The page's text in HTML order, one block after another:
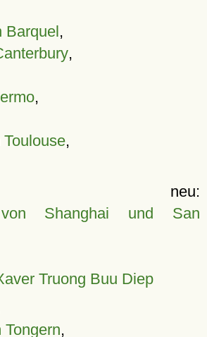
Barquel,
,
,
,
Shanghai und San
Truong Buu Diep
,